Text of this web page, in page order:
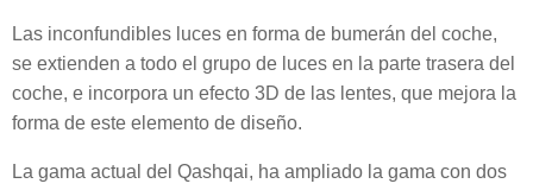
Las inconfundibles luces en forma de bumerán del coche,
se extienden a todo el grupo de luces en la parte trasera del
coche, e incorpora un efecto 3D de las lentes, que mejora la
forma de este elemento de diseño.
La gama actual del Qashqai, ha ampliado la gama con dos